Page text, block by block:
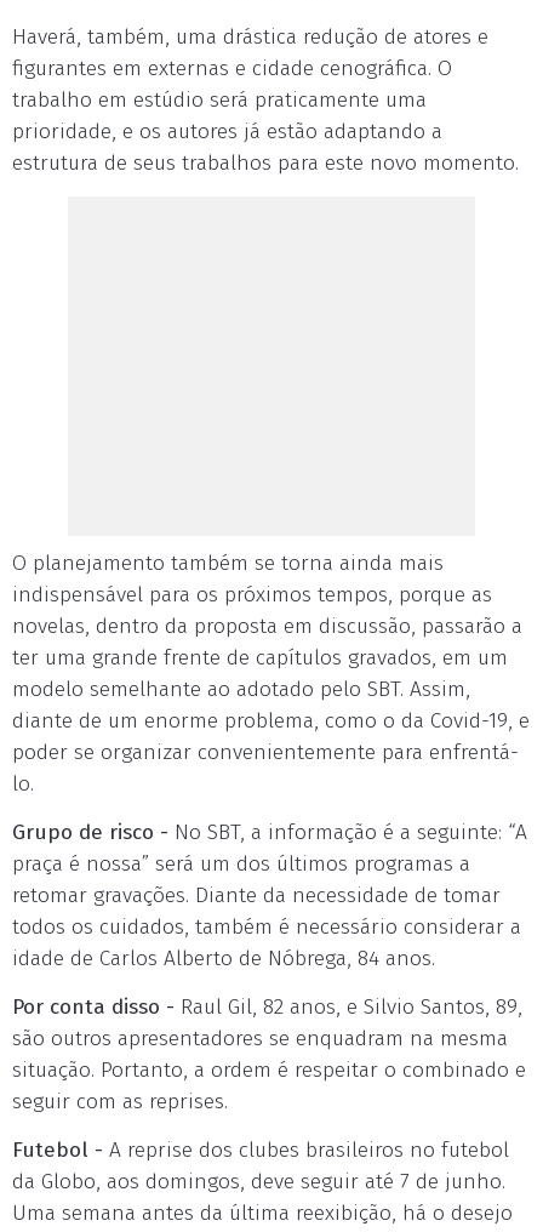
Haverá, também, uma drástica redução de atores e
figurantes em externas e cidade cenográfica. O
trabalho em estúdio será praticamente uma
prioridade, e os autores já estão adaptando a
estrutura de seus trabalhos para este novo momento.
O planejamento também se torna ainda mais
indispensável para os próximos tempos, porque as
novelas, dentro da proposta em discussão, passarão a
ter uma grande frente de capítulos gravados, em um
modelo semelhante ao adotado pelo SBT. Assim,
diante de um enorme problema, como o da Covid-19, e
poder se organizar convenientemente para enfrentá-
lo.
Grupo de risco - No SBT, a informação é a seguinte: “A
praça é nossa” será um dos últimos programas a
retomar gravações. Diante da necessidade de tomar
todos os cuidados, também é necessário considerar a
idade de Carlos Alberto de Nóbrega, 84 anos.
Por conta disso - Raul Gil, 82 anos, e Silvio Santos, 89,
são outros apresentadores se enquadram na mesma
situação. Portanto, a ordem é respeitar o combinado e
seguir com as reprises.
Futebol - A reprise dos clubes brasileiros no futebol
da Globo, aos domingos, deve seguir até 7 de junho.
Uma semana antes da última reexibição, há o desejo